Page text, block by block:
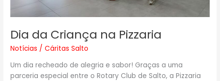
Dia da Criança na Pizzaria
Notícias /Cáritas Salto
Um dia recheado de alegria e sabor! Graças a uma
parceria especial entre o Rotary Club de Salto, a Pizzaria